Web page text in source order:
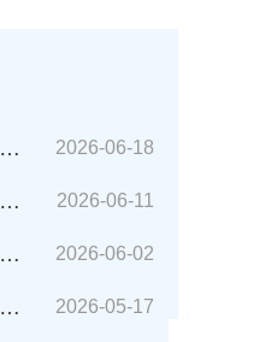
2026-06-18
2026-06-11
2026-06-02
2026-05-17